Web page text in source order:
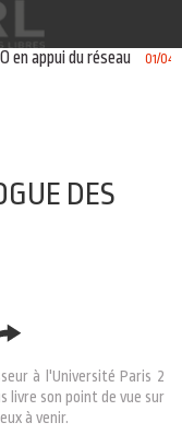
du réseau 01/04/2026
DES
à l'Université Paris 2
livre son point de vue sur
à venir.